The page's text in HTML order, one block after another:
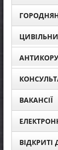
ВАКАНСІЇ
ВІДКРИТІ